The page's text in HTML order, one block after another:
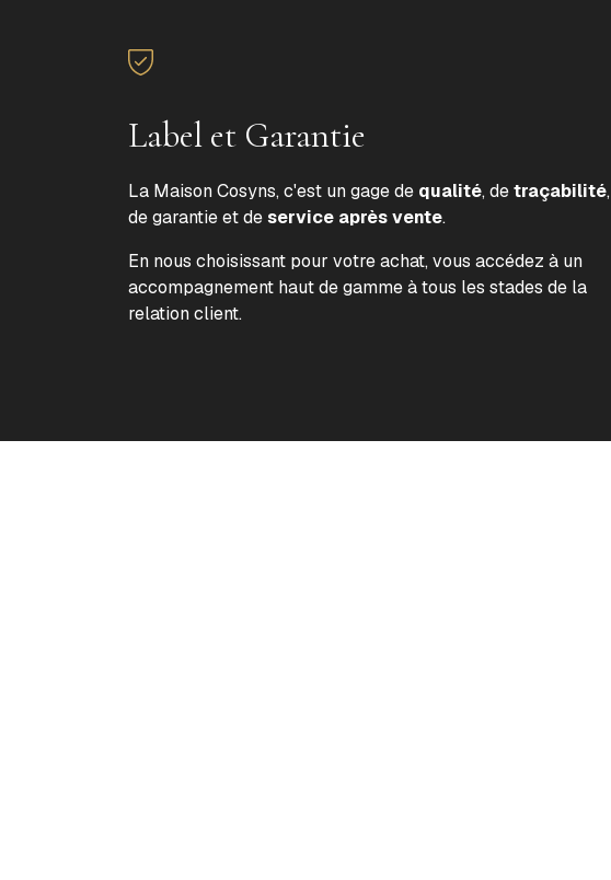
Label et Garantie
La Maison Cosyns, c'est un gage de qualité, detraçabilité,
de garantie et deservice après vente.
En nous choisissant pour votre achat, vous accédez à un
accompagnement haut de gamme à tous les stades de la
relation client.